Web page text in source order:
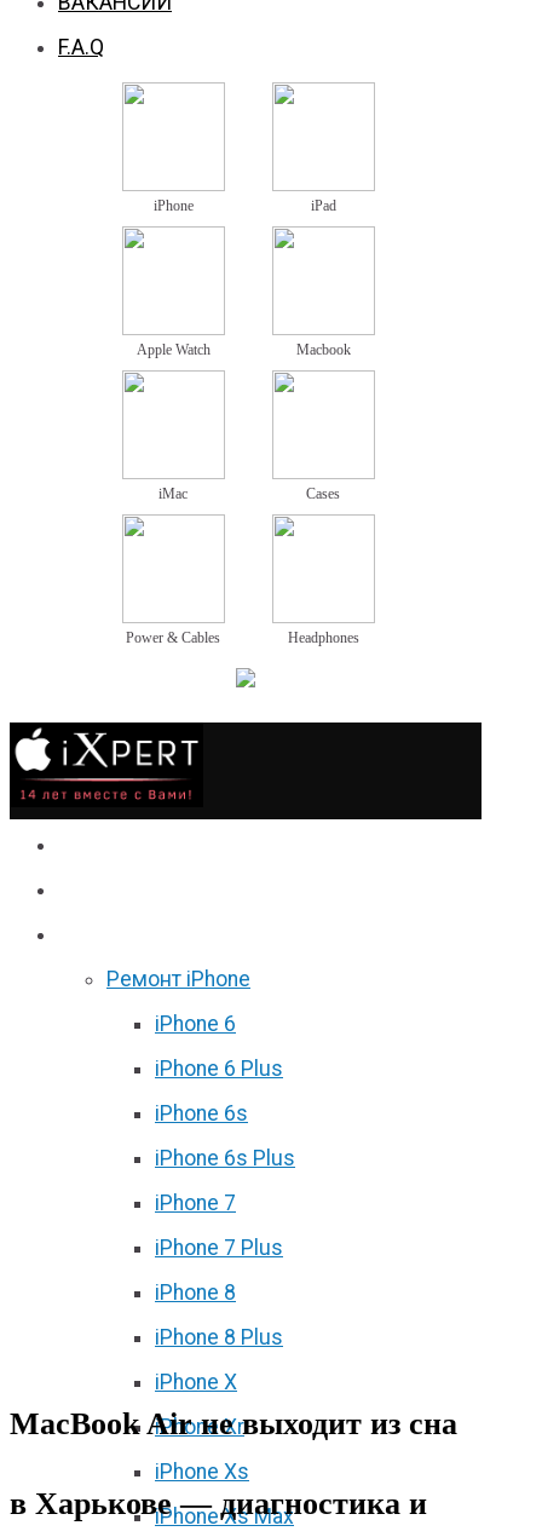
F.A.Q
iPhone iPad
Apple Watch Macbook
iMac Cases
Power & Cables Headphones
Ремонт iPhone
iPhone 6
iPhone 6 Plus
iPhone 6s
iPhone 6s Plus
iPhone 7
iPhone 7 Plus
iPhone 8
iPhone 8 Plus
iPhone X
iPhone Xr
iPhone Xs
iPhone Xs Max
MacBook Air не выходит из сна
в Харькове — диагностика и